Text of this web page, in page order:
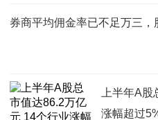
券商平均佣金率已不足万三，
上半年A
涨幅超过